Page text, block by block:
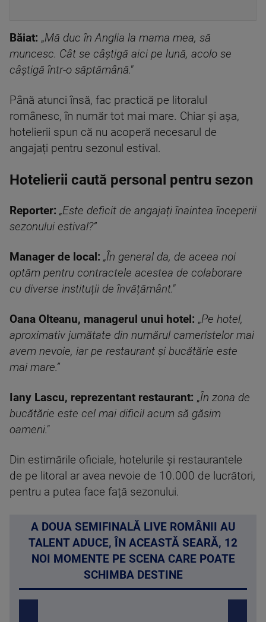
Băiat: „Mă duc în Anglia la mama mea, să
muncesc. Cât se câștigă aici pe lună, acolo se
câștigă într-o săptămână."
Până atunci însă, fac practică pe litoralul
românesc, în număr tot mai mare. Chiar și așa,
hotelierii spun că nu acoperă necesarul de
angajați pentru sezonul estival.
Hotelierii caută personal pentru sezon
Reporter: „Este deficit de angajați înaintea începerii
sezonului estival?”
Manager de local: „În general da, de aceea noi
optăm pentru contractele acestea de colaborare
cu diverse instituții de învățământ."
Oana Olteanu, managerul unui hotel: „Pe hotel,
aproximativ jumătate din numărul cameristelor mai
avem nevoie, iar pe restaurant și bucătărie este
mai mare.”
Iany Lascu, reprezentant restaurant: „În zona de
bucătărie este cel mai dificil acum să găsim
oameni."
Din estimările oficiale, hotelurile și restaurantele
de pe litoral ar avea nevoie de 10.000 de lucrători,
pentru a putea face față sezonului.
A DOUA SEMIFINALĂ LIVE ROMÂNII AU
TALENT ADUCE, ÎN ACEASTĂ SEARĂ, 12
NOI MOMENTE PE SCENA CARE POATE
SCHIMBA DESTINE